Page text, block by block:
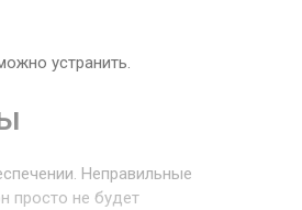
устранить.
Неправильные
просто не будет